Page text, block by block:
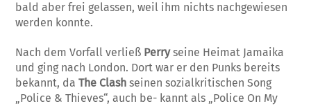
bald aber frei gelassen, weil ihm nichts nachgewiesen
werden konnte.
Nach dem Vorfall verließ Perryseine Heimat Jamaika
und ging nach London. Dort war er den Punks bereits
bekannt, daThe Clash seinen sozialkritischen Song
„Police & Thieves“, auch be- kannt als „Police On My